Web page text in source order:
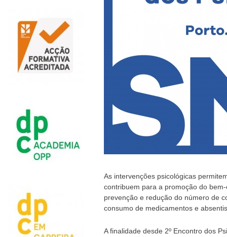
As intervenções psicológicas
contribuem para a promoção do
prevenção e redução do número de
consumo de medicamentos e
A finalidade desde 2º Encontro dos